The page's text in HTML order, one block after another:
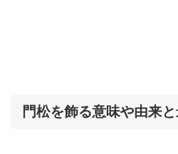
門松を飾る意味や由来